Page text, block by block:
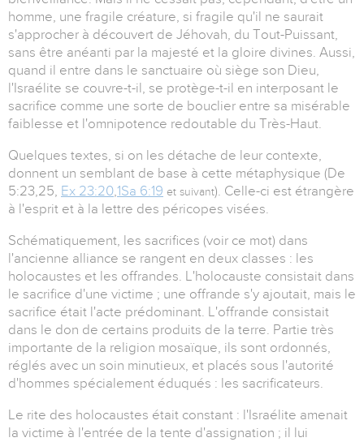
homme, une fragile créature, si fragile qu'il ne saurait
s'approcher à découvert de Jéhovah, du Tout-Puissant,
sans être anéanti par la majesté et la gloire divines. Aussi,
quand il entre dans le sanctuaire où siège son Dieu,
l'Israélite se couvre-t-il, se protège-t-il en interposant le
sacrifice comme une sorte de bouclier entre sa misérable
faiblesse et l'omnipotence redoutable du Très-Haut.
Quelques textes, si on les détache de leur contexte,
donnent un semblant de base à cette métaphysique (De
5:23,25, Ex 23:20,1Sa 6:19 et suivant). Celle-ci est étrangère
à l'esprit et à la lettre des péricopes visées.
Schématiquement, les sacrifices (voir ce mot) dans
l'ancienne alliance se rangent en deux classes : les
holocaustes et les offrandes. L'holocauste consistait dans
le sacrifice d'une victime ; une offrande s'y ajoutait, mais le
sacrifice était l'acte prédominant. L'offrande consistait
dans le don de certains produits de la terre. Partie très
importante de la religion mosaïque, ils sont ordonnés,
réglés avec un soin minutieux, et placés sous l'autorité
d'hommes spécialement éduqués : les sacrificateurs.
Le rite des holocaustes était constant : l'Israélite amenait
la victime à l'entrée de la tente d'assignation ; il lui